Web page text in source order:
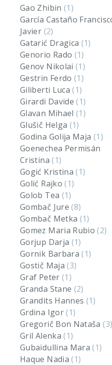
Gao Zhibin (1)
García Castaño
Javier (2)
Gatarić Dragica (1)
Genorio Rado (1)
Genov Nikolai(1)
Gestrin Ferdo(1)
Giliberti Luca(1)
Girardi Davide(1)
Glavan Mihael(1)
Glušič Helga (1)
Godina Golija Maja (1)
Goenechea Permisán
Cristina(1)
Gogić Kristina(1)
Golić Rajko(1)
Golob Tea (1)
Gombač Jure(8)
Gombač Metka (1)
Gomez Maria Rubio(2)
Gorjup Darja (1)
Gornik Barbara(1)
Gostič Maja(3)
Graf Peter (1)
Granda Stane (2)
Grandits Hannes (1)
Grdina Igor(1)
Gregorič Bon Nataša(3)
Gril Alenka(1)
Gubaidullina Mara(1)
Haque Nadia(1)